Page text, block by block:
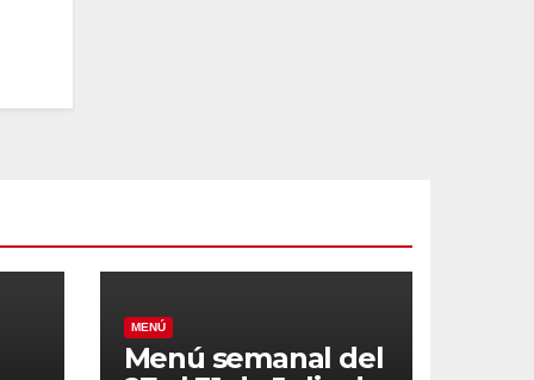
MENÚ
Menú semanal del